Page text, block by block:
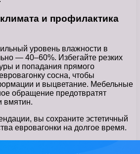
и профилактика
уровень влажности в
— 40–60%. Избегайте резких
и попадания прямого
сосна, чтобы
и выцветание. Мебельные
обращение предотвратят
вмятин.
вы сохраните эстетичный
евровагонки на долгое время.